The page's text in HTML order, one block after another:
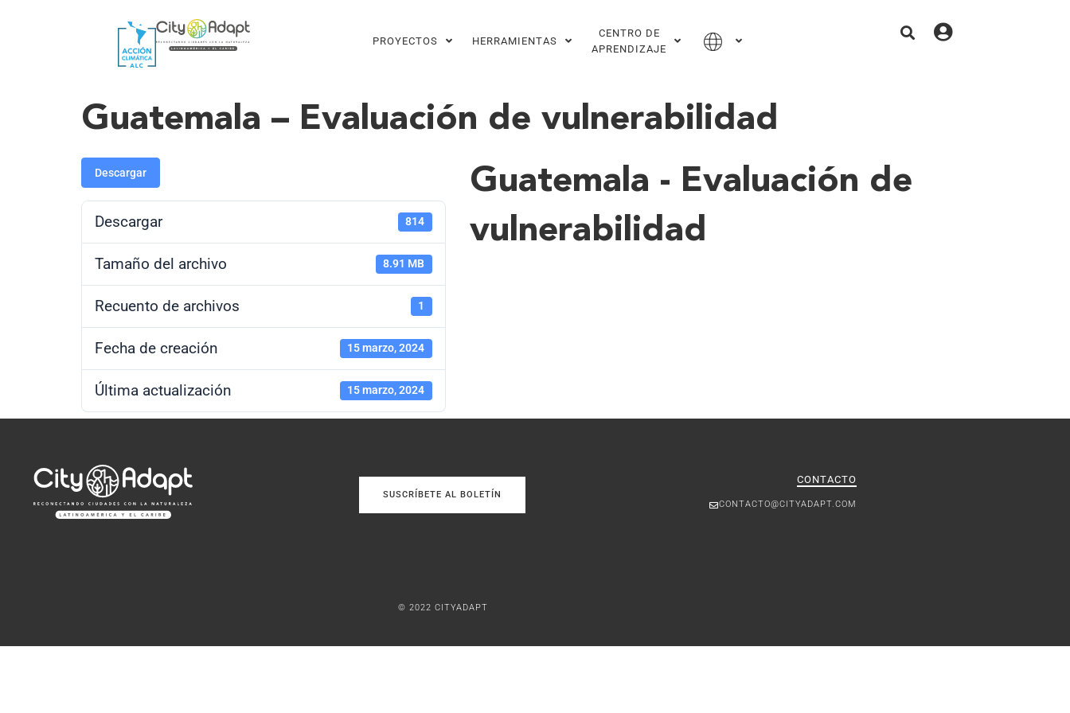
PROYECTOS HERRAMIENTAS
CENTRO DE
APRENDIZAJE
Guatemala – Evaluación de vulnerabilidad
Descargar
Descargar 814
Tamaño del archivo 8.91 MB
Recuento de archivos 1
Fecha de creación 15 marzo, 2024
Última actualización 15 marzo, 2024
Guatemala - Evaluación de
vulnerabilidad
SUSCRÍBETE AL BOLETÍN
CONTACTO
CONTACTO@CITYADAPT.COM
© 2022 CITYADAPT